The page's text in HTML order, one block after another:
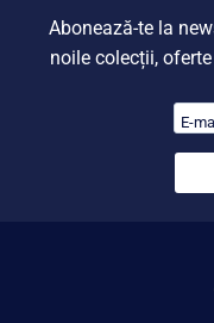
Abonează-te la
noile colecții,
E-